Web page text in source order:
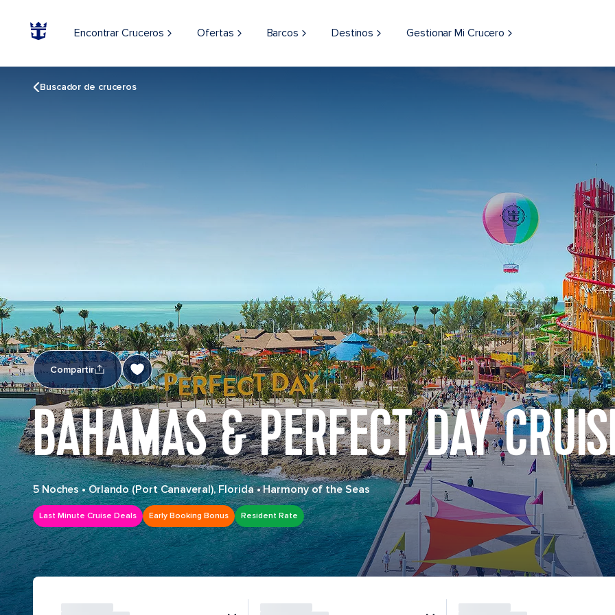
Encontrar Cruceros Ofertas Barcos Destinos Gestionar Mi Crucero
Buscador de cruceros
Compartir
BAHAMAS & PERFECT DAY
5 Noches•Orlando (Port Canaveral), Florida•Harmony of the Seas
Last Minute Cruise Deals Early Booking Bonus Resident Rate